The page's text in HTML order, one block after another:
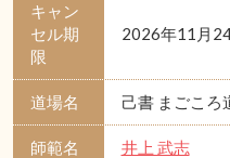
キャン
セル期
限
2026年11月
道場名 己書 まごころ
師範名 井上 武志